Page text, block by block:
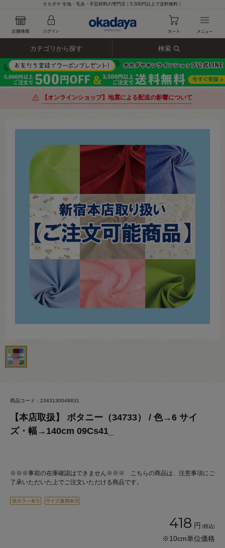
オカダヤ 生地・毛糸・手芸材料の専門店｜5,500円以上で送料無料！
カテゴリから探す 検索
【オンラインショップ】地震による配送の影響について
商品コード：2343130048831
【本店取扱】 ボタニー（34733） / 色→6 サイ
ズ・幅→140cm 09Cs41_
※※※事前の在庫確認はできません※※※ こちらの商品は、注意事項にご
了承いただいた上でご注文いただける商品です。
418 円 (税込)
※10cm単位価格